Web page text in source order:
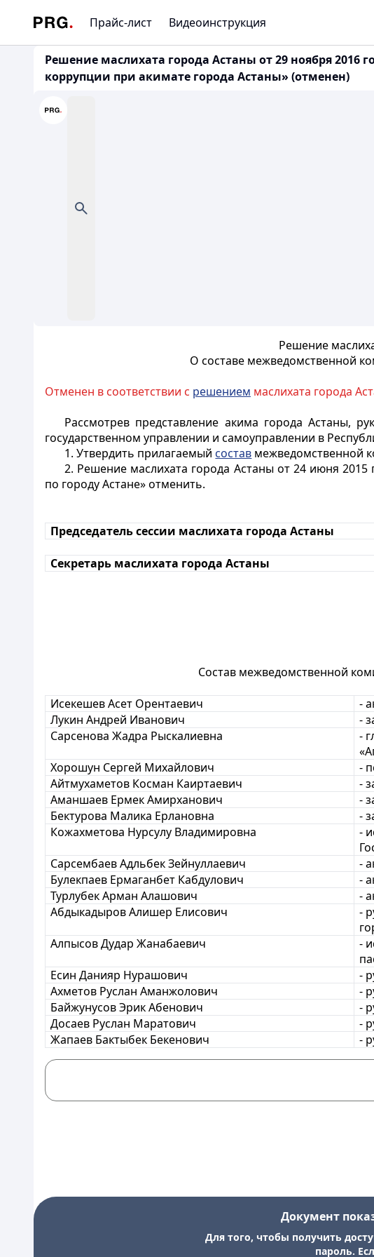
Прайс-лист Видеоинструкция
Решение маслихата города Астаны от 29 ноября
коррупции при акимате города Астаны» (отменен)
Решение
О составе межведомственной
Отменен в соответствии с решением маслихата города
Рассмотрев представление акима города Астаны,
государственном управлении и самоуправлении в
1. Утвердить прилагаемый состав межведомственной
2. Решение маслихата города Астаны от 24 июня
по городу Астане» отменить.
Председатель сессии маслихата города Астаны
Секретарь маслихата города Астаны
Состав межведомственной
Исекешев Асет Орентаевич
-
Лукин Андрей Иванович
-
Сарсенова Жадра Рыскалиевна
-
Хорошун Сергей Михайлович
-
Айтмухаметов Косман Каиртаевич
-
Аманшаев Ермек Амирханович
-
Бектурова Малика Ерлановна
-
Кожахметова Нурсулу Владимировна
-
Сарсембаев Адльбек Зейнуллаевич
-
Булекпаев Ермаганбет Кабдулович
-
Турлубек Арман Алашович
-
Абдыкадыров Алишер Елисович
-
Алпысов Дудар Жанабаевич
-
Есин Данияр Нурашович
-
Ахметов Руслан Аманжолович
-
Байжунусов Эрик Абенович
-
Досаев Руслан Маратович
-
Жапаев Бактыбек Бекенович
-
Документ
Для того, чтобы получить
пароль.